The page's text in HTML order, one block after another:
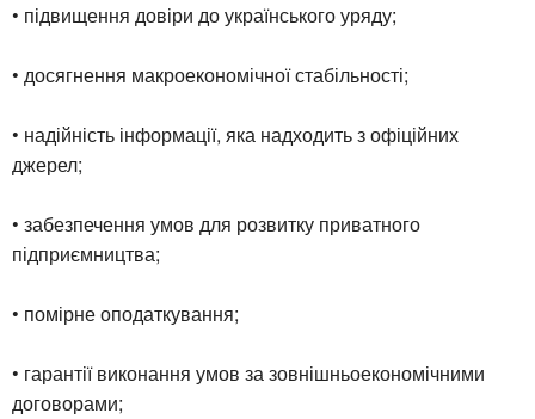
• підвищення довіри до українського уряду;
• досягнення макроекономічної стабільності;
• надійність інформації, яка надходить з офіційних
джерел;
• забезпечення умов для розвитку приватного
підприємництва;
• помірне оподаткування;
• гарантії виконання умов за зовнішньоекономічними
договорами;